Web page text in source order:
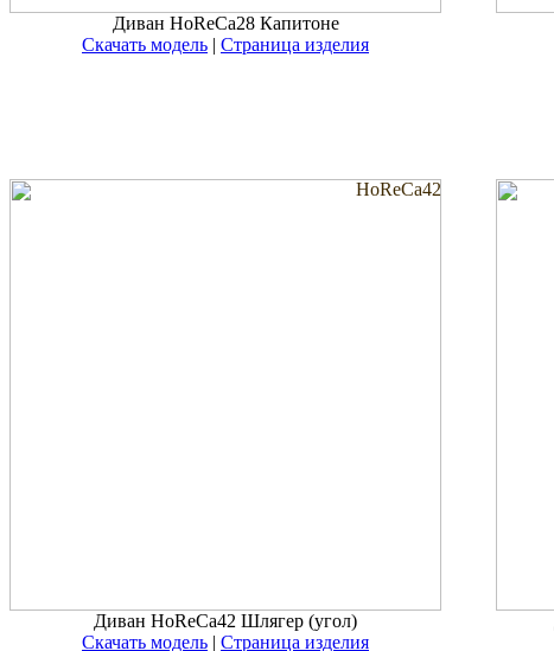
Диван HoReCa28 Капитоне
Скачать модель | Страница изделия
HoReCa42
Диван HoReCa42 Шлягер (угол)
Скачать модель | Страница изделия